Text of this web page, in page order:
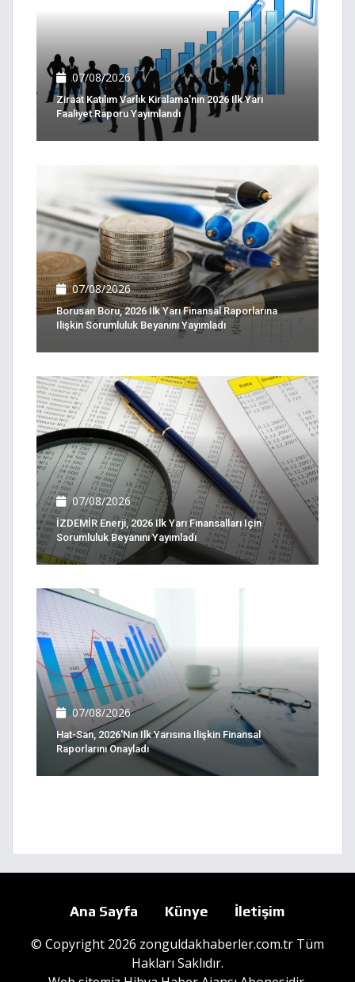
07/08/2026
Ziraat Katılım Varlık Kiralama'nın 2026 Ilk Yarı
Faaliyet Raporu Yayımlandı
07/08/2026
Borusan Boru, 2026 Ilk Yarı Finansal Raporlarına
Ilişkin Sorumluluk Beyanını Yayımladı
07/08/2026
İZDEMİR Enerji, 2026 Ilk Yarı Finansalları Için
Sorumluluk Beyanını Yayımladı
07/08/2026
Hat-San, 2026'nın Ilk Yarısına Ilişkin Finansal
Raporlarını Onayladı
Ana Sayfa Künye İletişim
© Copyright 2026 zonguldakhaberler.com.tr Tüm
Hakları Saklıdır.